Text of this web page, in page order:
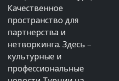
Качественное
пространство для
партнерства и
нетворкинга. Здесь –
культурные и
профессиональные